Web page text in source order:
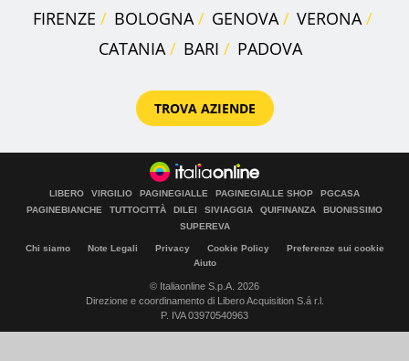
FIRENZE
BOLOGNA GENOVA
VERONA
CATANIA
BARI PADOVA
TROVA AZIENDE
LIBERO VIRGILIO PAGINEGIALLE PAGINEGIALLE SHOP
PGCASA
PAGINEBIANCHE
TUTTOCITTÀ DILEI SIVIAGGIA QUIFINANZA
BUONISSIMO
SUPEREVA
Chi siamo Note Legali Privacy Cookie Policy
Preferenze sui cookie
Aiuto
© Italiaonline S.p.A. 2026
Direzione e coordinamento di Libero Acquisition S.á r.l.
P. IVA 03970540963